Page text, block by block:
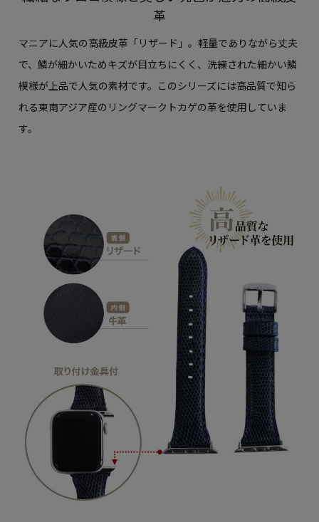
革
マニアに人気の高級皮革「リザード」。軽量でありながら丈夫
で、鱗が細かいためキズが目立ちにくく、洗練された細かい鱗
模様が上品で人気の素材です。このシリーズには高品質で知ら
れる東南アジア産のリングマークトカゲの革を使用していま
す。